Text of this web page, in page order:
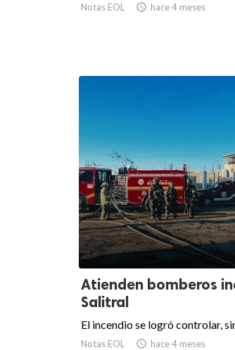
Notas EOL  hace 4 meses
Atienden bomberos
Salitral
El incendio se logró controlar,
Notas EOL  hace 4 meses